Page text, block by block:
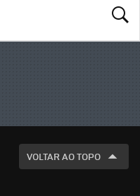
VOLTAR AO TOPO